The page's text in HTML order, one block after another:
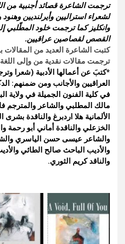
ترجمت الشاعرة قصائدأجنبية من
لشعراء استراليين وأيرلنديين وهنود
وانكليز كما ترجمت خلود المطّلبي
القصص لقصاصين عراقيين.
كتبت الشاعرة العديد من المقالات
ترجمت مقالات نقدية من وإلى اللغة
*كتبَ عن أعمالها الأدبية (شعرا
العراقيين والأجانب ومن ضمنهم:
في كلية الفنون الجميلة في ولاية
مالك المطلبي والشاعر والمترجم
الألمانية هلا اردبرغ والناقدة
الخزعلي والناقدة أماني أبو رحمة
والشاعر عيسى حسن الياسري
والأديب الباحث صالح الطائي
والناقد كريم الثوري.